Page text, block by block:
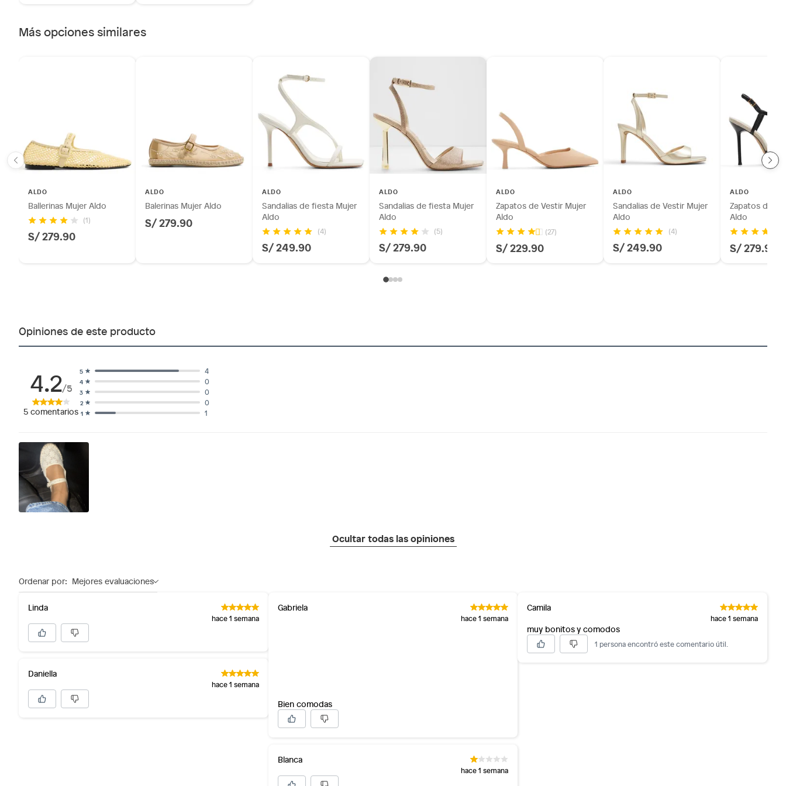
Más opciones similares
ALDO
Ballerinas Mujer Aldo
(1)
S/ 279.90
ALDO
Balerinas Mujer Aldo
S/ 279.90
ALDO
Sandalias de fiesta Mujer
Aldo
(4)
S/ 249.90
ALDO
Sandalias de fiesta Mujer
Aldo
(5)
S/ 279.90
ALDO
Zapatos de Vestir Mujer
Aldo
(27)
S/ 229.90
ALDO
Sandalias de Vestir Mujer
Aldo
(4)
S/ 249.90
ALDO
Zapatos de
Aldo
S/ 279.90
Opiniones de este producto
4.2/5
5 comentarios 1 1
2 0
3 0
4 0
5 4
Ocultar todas las opiniones
Ordenar por: Mejores evaluaciones
Linda
hace 1 semana
Daniella
hace 1 semana
Gabriela
hace 1 semana
Bien comodas
Blanca
hace 1 semana
Camila
hace 1 semana
muy bonitos y comodos
1 persona encontró este comentario útil.